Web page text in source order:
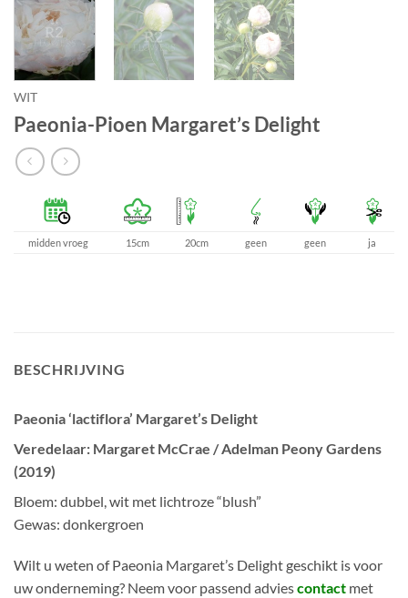
WIT
Paeonia-Pioen Margaret’s Delight
midden vroeg 15cm 20cm geen geen ja
BESCHRIJVING
Paeonia ‘lactiflora’ Margaret’s Delight
Veredelaar: Margaret McCrae / Adelman Peony Gardens
(2019)
Bloem: dubbel, wit met lichtroze “blush”
Gewas: donkergroen
Wilt u weten of Paeonia Margaret’s Delight geschikt is voor
uw onderneming? Neem voor passend adviescontact met